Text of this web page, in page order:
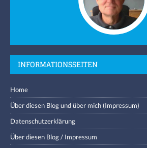
INFORMATIONSSEITEN
Home
Über diesen Blog und über mich (Impressum)
Datenschutzerklärung
Über diesen Blog / Impressum